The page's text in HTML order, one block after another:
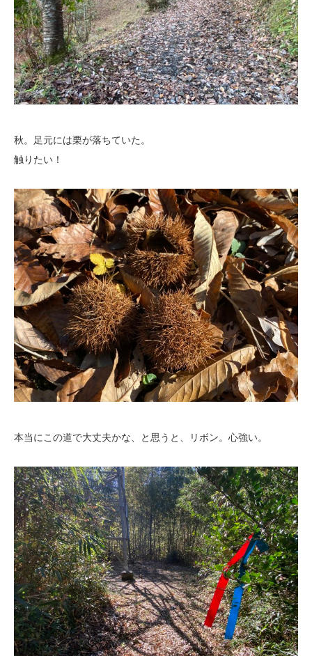
秋。足元には栗が落ちていた。
触りたい！
本当にこの道で大丈夫かな、と思うと、リボン。心強い。